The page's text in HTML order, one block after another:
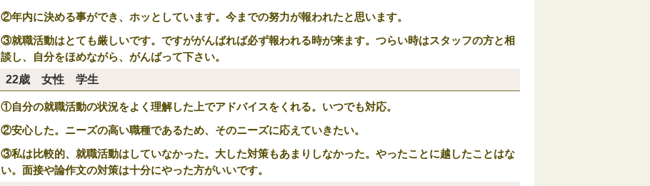
②年内に決める事ができ、ホッとしています。今までの努力が報われたと思います。
③就職活動はとても厳しいです。ですががんばれば必ず報われる時が来ます。つらい時はスタッフの方と相
談し、自分をほめながら、がんばって下さい。
22歳 女性 学生
①自分の就職活動の状況をよく理解した上でアドバイスをくれる。いつでも対応。
②安心した。ニーズの高い職種であるため、そのニーズに応えていきたい。
③私は比較的、就職活動はしていなかった。大した対策もあまりしなかった。やったことに越したことはな
い。面接や論作文の対策は十分にやった方がいいです。